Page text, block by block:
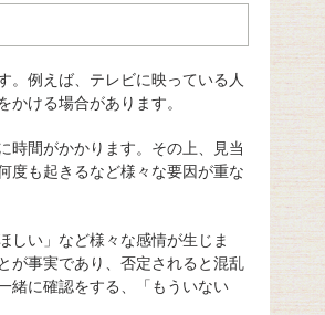
。例えば、テレビに映っている人
ける場合があります。
時間がかかります。その上、見当
度も起きるなど様々な要因が重な
しい」など様々な感情が生じま
が事実であり、否定されると混乱
緒に確認をする、「もういない